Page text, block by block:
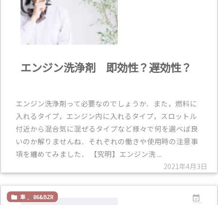
2021年4月3日
エンジン洗浄剤 即効性？遅効性？
エンジン洗浄剤って必要なのでしょうか．また，燃料に
入れるタイプ，エンジン内に入れるタイプ，スロットル
付近から混合気に混ぜるタイプなど様々で何を選べば良
いのか解りませんね．それぞれの働きや使用時の注意事
項を纏めてみました． 【究明】エンジン洗 ...

 車 86&BZR